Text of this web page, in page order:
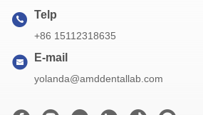
Telp
+86 15112318635
E-mail
yolanda@amddentallab.com